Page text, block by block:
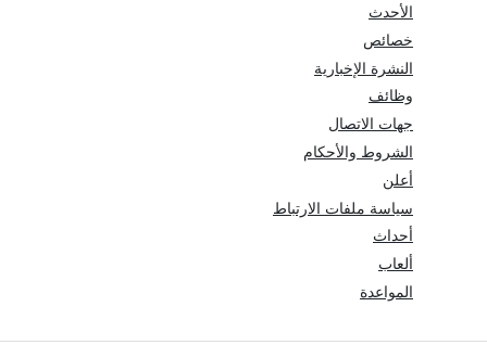
الأحدث
خصائص
النشرة الإخبارية
وظائف
جهات الاتصال
الشروط والأحكام
أعلن
سياسة ملفات الارتباط
أحداث
ألعاب
المواعدة